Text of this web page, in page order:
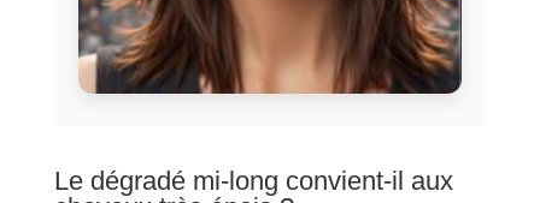
Le dégradé mi-long convient-il aux